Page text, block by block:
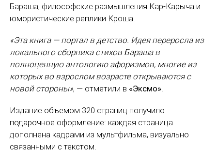
Бараша, философские размышления Кар-Карыча и
юмористические реплики Кроша.
«Эта книга — портал в детство. Идея переросла из
локального сборника стихов Бараша в
полноценную антологию афоризмов, многие из
которых во взрослом возрасте открываются с
новой стороны», — отметили в «Эксмо».
Издание объемом 320 страниц получило
подарочное оформление: каждая страница
дополнена кадрами из мультфильма, визуально
связанными с текстом.